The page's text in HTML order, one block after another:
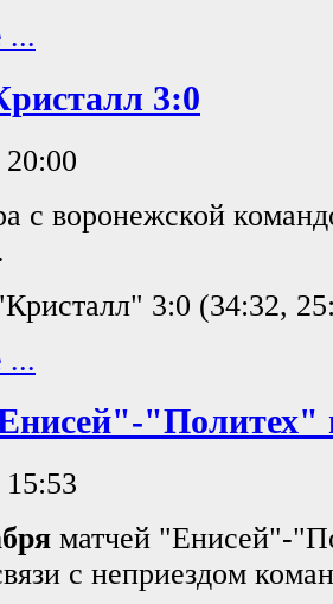
...
3:0
с воронежской
3:0 (34:32,
...
"Политех"
матчей "Енисей"-
с неприездом